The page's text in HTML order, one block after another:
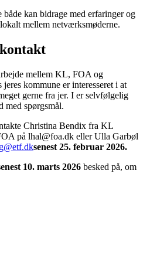
kan bidrage med erfaringer og
mellem netværksmøderne.
mellem KL, FOA og
kommune er interesseret i at
gerne fra jer. I er selvfølgelig
med spørgsmål.
Christina Bendix fra KL
på lhal@foa.dk eller Ulla Garbøl
senest 25. februar 2026.
10. marts 2026 besked på, om